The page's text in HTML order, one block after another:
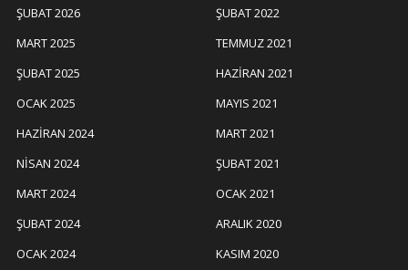
ŞUBAT 2026
MART 2025
ŞUBAT 2025
OCAK 2025
HAZIRAN 2024
NISAN 2024
MART 2024
ŞUBAT 2024
OCAK 2024
ŞUBAT 2022
TEMMUZ 2021
HAZIRAN 2021
MAYIS 2021
MART 2021
ŞUBAT 2021
OCAK 2021
ARALIK 2020
KASIM 2020